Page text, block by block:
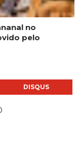
no
pelo
DISQUS